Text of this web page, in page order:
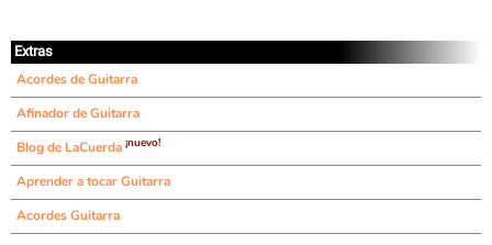
Extras
Acordes de Guitarra
Afinador de Guitarra
Blog de LaCuerda ¡nuevo!
Aprender a tocar Guitarra
Acordes Guitarra